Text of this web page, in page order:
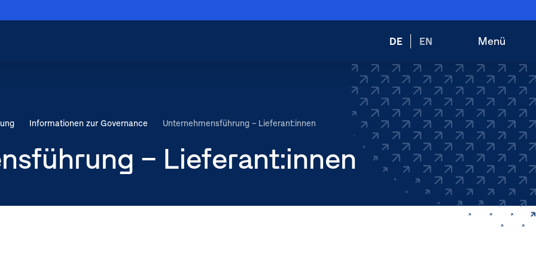
Wechsele
Sprache
zu:
DE EN
SucheMenü
Informationen zur Governance Unternehmensführung – Lieferant:innen
– Lieferant:innen